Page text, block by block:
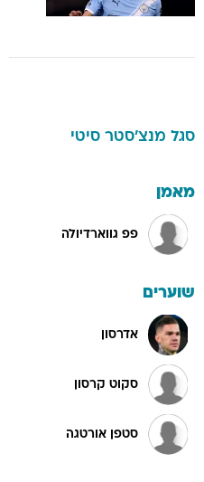
סגל מנצ'סטר סיטי
מאמן
פפ גווארדיולה
שוערים
אדרסון
סקוט קרסון
סטפן אורטגה